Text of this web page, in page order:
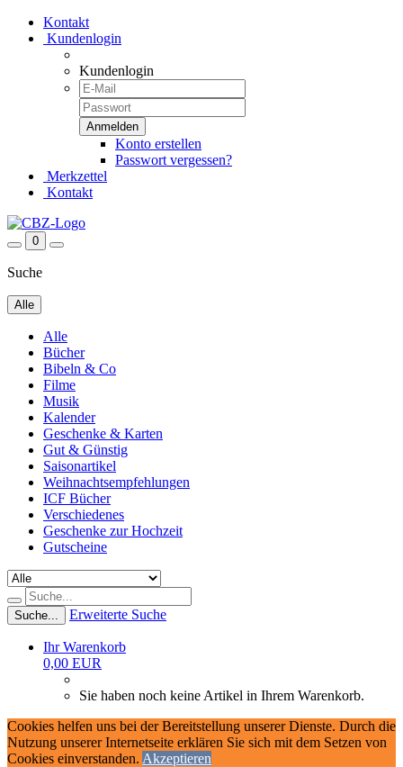
Kontakt
Kundenlogin
Kundenlogin
Konto erstellen
Passwort vergessen?
Merkzettel
Kontakt
0
Suche
Alle
Alle
Bücher
Bibeln & Co
Filme
Musik
Kalender
Geschenke & Karten
Gut & Günstig
Saisonartikel
Weihnachtsempfehlungen
ICF Bücher
Verschiedenes
Geschenke zur Hochzeit
Gutscheine
Suche... Erweiterte Suche
Ihr Warenkorb
0,00 EUR
Sie haben noch keine Artikel in Ihrem Warenkorb.
Cookies helfen uns bei der Bereitstellung unserer Dienste. Durch die
Nutzung unserer Internetseite erklären Sie sich mit dem Setzen von
Cookies einverstanden. Akzeptieren